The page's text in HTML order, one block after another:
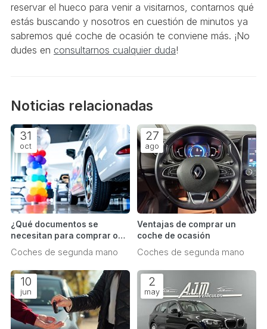
reservar el hueco para venir a visitarnos, contarnos qué
estás buscando y nosotros en cuestión de minutos ya
sabremos qué coche de ocasión te conviene más. ¡No
dudes en consultarnos cualquier duda!
Noticias relacionadas
31
oct
¿Qué documentos se
necesitan para comprar o
vender un coche de
segunda mano?
Coches de segunda mano
27
ago
Ventajas de comprar un
coche de ocasión
Coches de segunda mano
10
jun
2
may